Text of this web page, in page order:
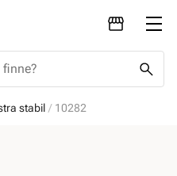
stabil 10282